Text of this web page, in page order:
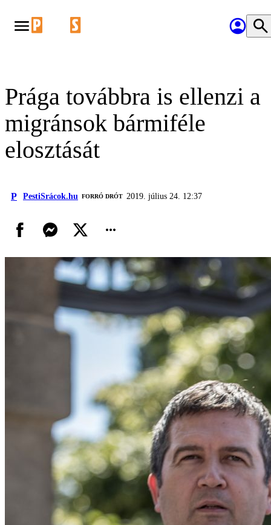
Prága továbbra is ellenzi a
migránsok bármiféle
elosztását
P PestiSrácok.hu FORRÓ DRÓT 2019. július 24. 12:37